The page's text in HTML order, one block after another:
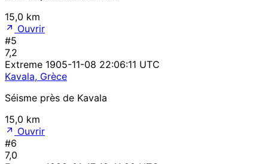
15,0 km
Ouvrir
#5
7,2
Extreme 1905-11-08 22:06:11 UTC
Kavala, Grèce
Séisme près de Kavala
15,0 km
Ouvrir
#6
7,0